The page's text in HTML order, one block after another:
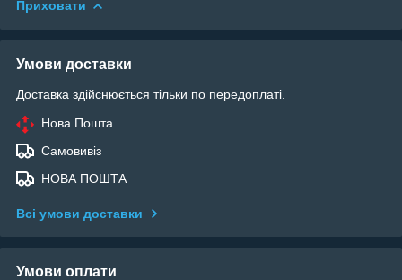
Приховати
Умови доставки
Доставка здійснюється тільки по передоплаті.
Нова Пошта
Самовивіз
НОВА ПОШТА
Всі умови доставки
Умови оплати